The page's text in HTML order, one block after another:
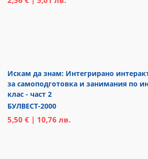
Искам да знам: Интегрирано
за самоподготовка и занимания по
клас - част 2
БУЛВЕСТ-2000
5,50 € | 10,76 лв.